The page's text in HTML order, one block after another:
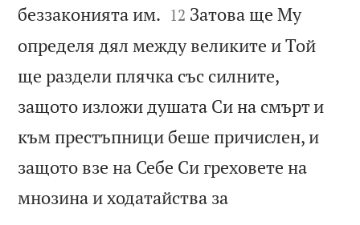
беззаконията им. 

12 Затова ще Му
определя дял между великите и Той
ще раздели плячка със силните,
защото изложи душата Си на смърт и
към престъпници беше причислен, и
защото взе на Себе Си греховете на
мнозина и ходатайства за